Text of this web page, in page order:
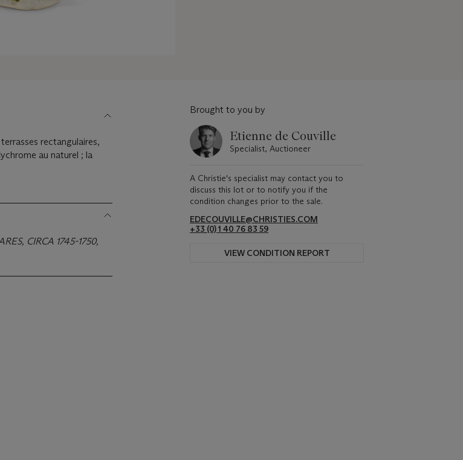
rectangulaires,
au naturel ; la
CIRCA 1745-1750,
Brought to you by
Etienne de Couville
Specialist, Auctioneer
A Christie's specialist may contact you to
discuss this lot or to notify you if the
condition changes prior to the sale.
EDECOUVILLE@CHRISTIES.COM
+33 (0) 1 40 76 83 59
VIEW CONDITION REPORT